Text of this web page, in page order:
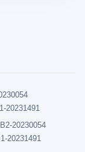
20231491
20230054
20231491